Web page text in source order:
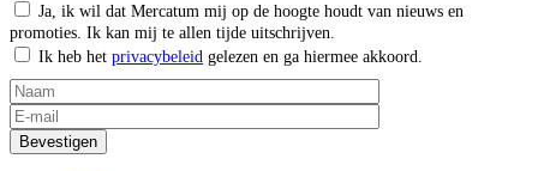
Ja, ik wil dat Mercatum mij op de hoogte houdt van nieuws en
promoties. Ik kan mij te allen tijde uitschrijven.
Ik heb het privacybeleid gelezen en ga hiermee akkoord.